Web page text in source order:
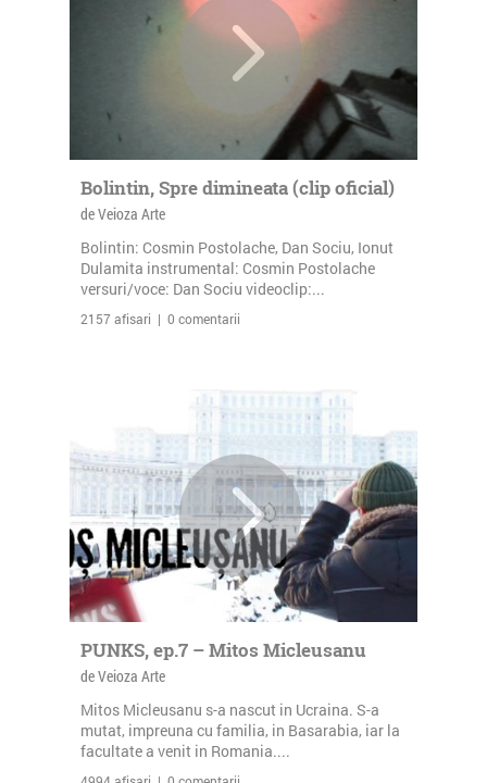
Bolintin, Spre dimineata (clip oficial)
de Veioza Arte
Bolintin: Cosmin Postolache, Dan Sociu, Ionut
Dulamita instrumental: Cosmin Postolache
versuri/voce: Dan Sociu videoclip:...
2157 afisari | 0 comentarii
PUNKS, ep.7 – Mitos Micleusanu
de Veioza Arte
Mitos Micleusanu s-a nascut in Ucraina. S-a
mutat, impreuna cu familia, in Basarabia, iar la
facultate a venit in Romania....